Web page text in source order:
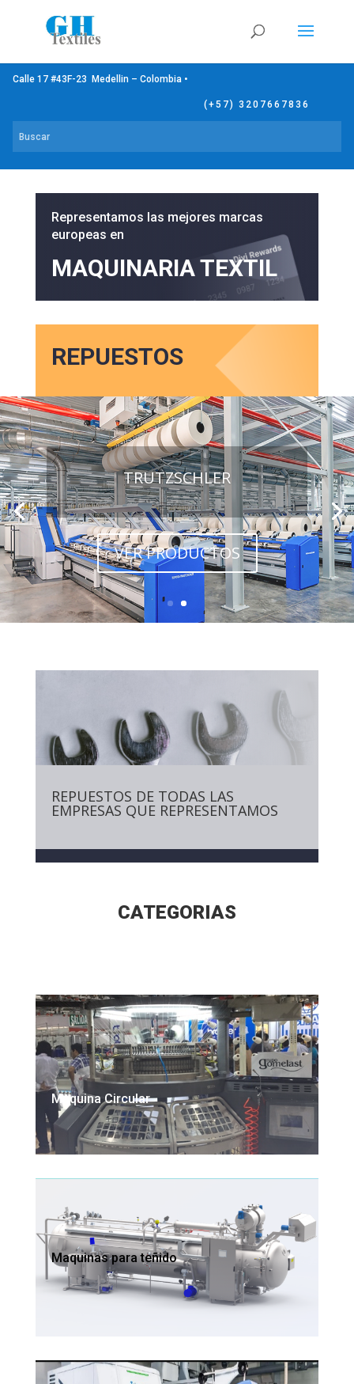
Calle 17 #43F-23 Medellin – Colombia •
(+57) 3207667836
Representamos las mejores marcas
europeas en
MAQUINARIA TEXTIL
REPUESTOS
TRUTZSCHLER
VER PRODUCTOS
REPUESTOS DE TODAS LAS
EMPRESAS QUE REPRESENTAMOS
CATEGORIAS
Maquina Circular
Maquinas para teñido